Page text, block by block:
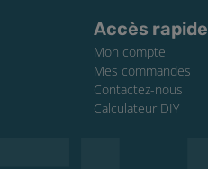
Accès rapide
Mon compte
Mes commandes
Contactez-nous
Calculateur DIY